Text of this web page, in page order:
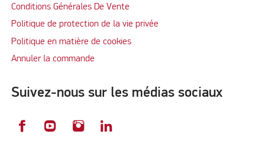
Conditions Générales De Vente
Politique de protection de la vie privée
Politique en matière de cookies
Annuler la commande
Suivez-nous sur les médias sociaux